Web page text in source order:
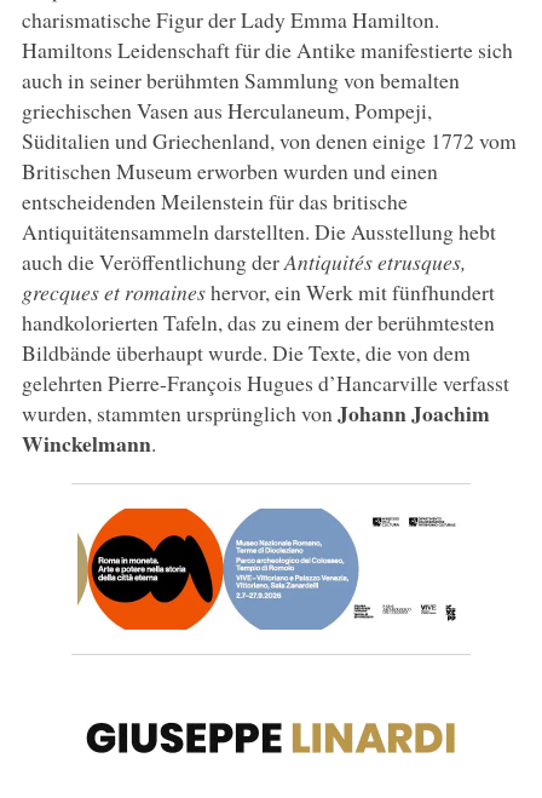
charismatische Figur der Lady Emma Hamilton.
Hamiltons Leidenschaft für die Antike manifestierte sich
auch in seiner berühmten Sammlung von bemalten
griechischen Vasen aus Herculaneum, Pompeji,
Süditalien und Griechenland, von denen einige 1772 vom
Britischen Museum erworben wurden und einen
entscheidenden Meilenstein für das britische
Antiquitätensammeln darstellten. Die Ausstellung hebt
auch die Veröffentlichung derAntiquités etrusques,
grecques et romaineshervor, ein Werk mit fünfhundert
handkolorierten Tafeln, das zu einem der berühmtesten
Bildbände überhaupt wurde. Die Texte, die von dem
gelehrten Pierre-François Hugues d’Hancarville verfasst
wurden, stammten ursprünglich von Johann Joachim
Winckelmann.